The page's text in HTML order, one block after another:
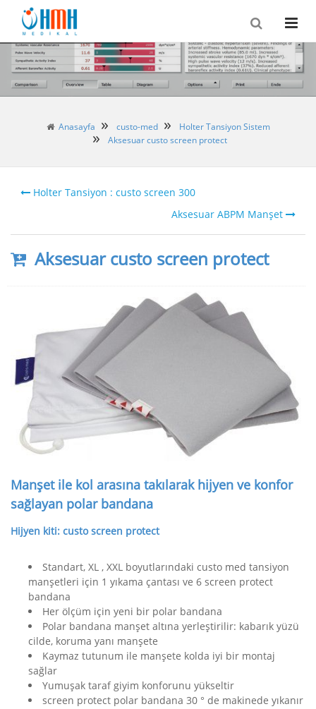
Anasayfa custo-med
Holter Tansiyon Sistem
Aksesuar custo screen protect
Holter Tansiyon : custo screen 300
Aksesuar ABPM Manşet
Aksesuar custo screen protect
Manşet ile kol arasına takılarak hijyen ve konfor
sağlayan polar bandana
Hijyen kiti: custo screen protect
Standart, XL , XXL boyutlarındaki custo med tansiyon
manşetleri için 1 yıkama çantası ve 6 screen protect
bandana
Her ölçüm için yeni bir polar bandana
Polar bandana manşet altına yerleştirilir: kabarık yüzü
cilde, koruma yanı manşete
Kaymaz tutunum ile manşete kolda iyi bir montaj
sağlar
Yumuşak taraf giyim konforunu yükseltir
screen protect polar bandana 30 ° de makinede yıkanır